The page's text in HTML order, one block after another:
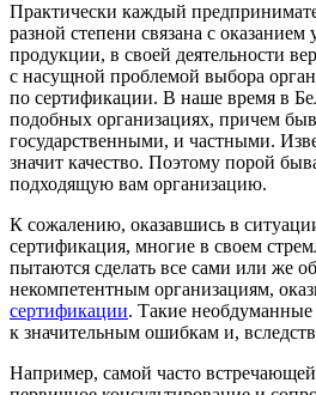
Практически каждый
разной степени связана с
продукции, в своей деятельности
с насущной проблемой выбора
по сертификации. В наше время в
подобных организациях, причем
государственными, и частными.
значит качество. Поэтому порой
подходящую вам организацию.
К сожалению, оказавшись в
сертификация, многие в своем
пытаются сделать все сами или же
некомпетентным организациям,
сертификации. Такие
к значительным ошибкам и,
Например, самой часто